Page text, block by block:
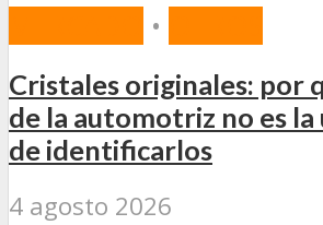
•
Cristales originales: por
de la automotriz no es
de identificarlos
4 agosto 2026